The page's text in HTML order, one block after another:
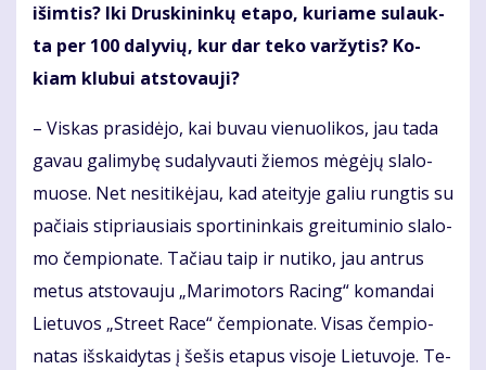
iš­im­tis? Iki Drus­ki­nin­kų eta­po, ku­ria­me su­lauk­
ta per 100 da­ly­vių, kur dar te­ko var­žy­tis? Ko­
kiam klu­bui at­sto­vau­ji?
– Vis­kas pra­si­dė­jo, kai bu­vau vie­nuo­li­kos, jau ta­da
ga­vau ga­li­my­bę su­da­ly­vau­ti žie­mos mė­gė­jų sla­lo­
muo­se. Net ne­si­ti­kė­jau, kad at­ei­ty­je ga­liu rung­tis su
pa­čiais stip­riau­siais spor­ti­nin­kais grei­tu­mi­nio sla­lo­
mo čem­pio­na­te. Ta­čiau taip ir nu­ti­ko, jau ant­rus
me­tus at­sto­vau­ju „Ma­ri­mo­tors Ra­cing“ ko­man­dai
Lie­tu­vos „Stre­et Ra­ce“ čem­pio­na­te. Vi­sas čem­pio­
na­tas iš­skai­dy­tas į še­šis eta­pus vi­so­je Lie­tu­vo­je. Te­